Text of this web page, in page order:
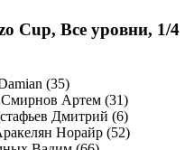
Cup, Все уровни, 1/4
(35)
Артем (31)
Дмитрий (6)
Норайр (52)